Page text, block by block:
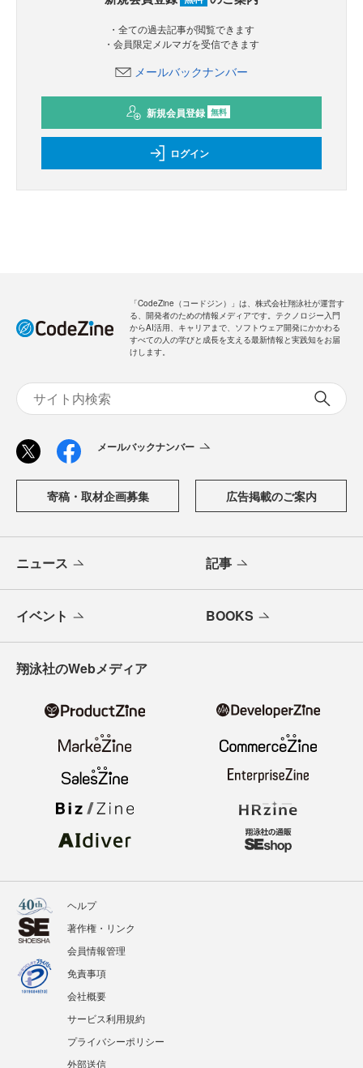
新規会員登録 無料
ログイン
からAI活用、キャリアまで、ソフトウェア開発にかかわる
すべての人の学びと成長を支える最新情報と実践知をお届
ニュース 記事
イベント BOOKS
ヘルプ